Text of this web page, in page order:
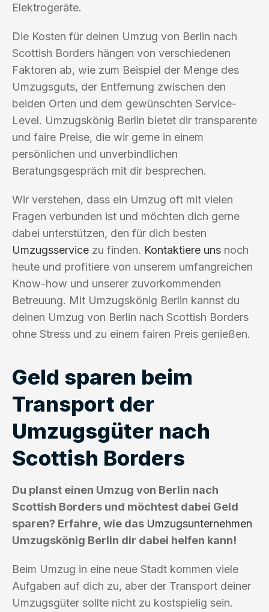
Elektrogeräte.
Die Kosten für deinen Umzug von Berlin nach
Scottish Borders hängen von verschiedenen
Faktoren ab, wie zum Beispiel der Menge des
Umzugsguts, der Entfernung zwischen den
beiden Orten und dem gewünschten Service-
Level. Umzugskönig Berlin bietet dir transparente
und faire Preise, die wir gerne in einem
persönlichen und unverbindlichen
Beratungsgespräch mit dir besprechen.
Wir verstehen, dass ein Umzug oft mit vielen
Fragen verbunden ist und möchten dich gerne
dabei unterstützen, den für dich besten
Umzugsservice zu finden. Kontaktiere uns noch
heute und profitiere von unserem umfangreichen
Know-how und unserer zuvorkommenden
Betreuung. Mit Umzugskönig Berlin kannst du
deinen Umzug von Berlin nach Scottish Borders
ohne Stress und zu einem fairen Preis genießen.
Geld sparen beim
Transport der
Umzugsgüter nach
Scottish Borders
Du planst einen Umzug von Berlin nach
Scottish Borders und möchtest dabei Geld
sparen? Erfahre, wie das Umzugsunternehmen
Umzugskönig Berlin dir dabei helfen kann!
Beim Umzug in eine neue Stadt kommen viele
Aufgaben auf dich zu, aber der Transport deiner
Umzugsgüter sollte nicht zu kostspielig sein.